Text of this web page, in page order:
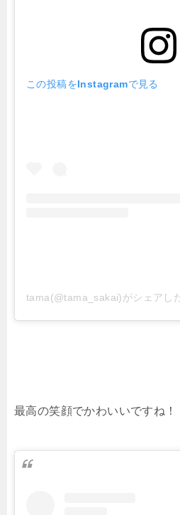
この投稿をInstagramで見る
tama(@tama_sakai)がシェアし
最高の笑顔でかわいいですね！